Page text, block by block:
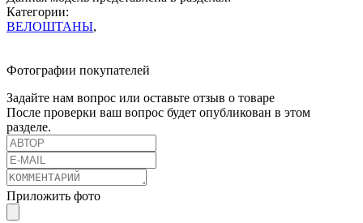
Категории:
ВЕЛОШТАНЫ,
Фотографии покупателей
Задайте нам вопрос или оставьте отзыв о товаре
После проверки ваш вопрос будет опубликован в этом
разделе.
Приложить фото